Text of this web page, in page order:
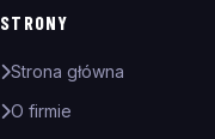
STRONY
Strona główna
O firmie